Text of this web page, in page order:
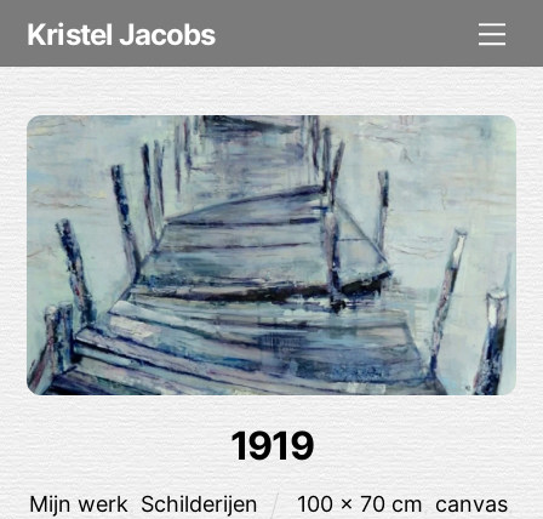
Skip
content
Kristel Jacobs
1919
Mijn werk, Schilderijen 100 x 70 cm, canvas,